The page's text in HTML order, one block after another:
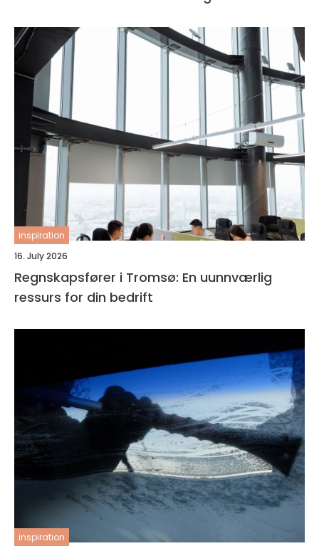
inspiration
16. July 2026
Regnskapsfører i Tromsø: En uunnværlig
ressurs for din bedrift
inspiration